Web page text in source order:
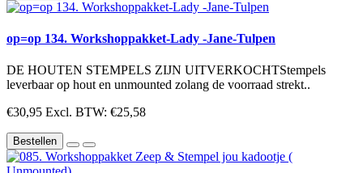
op=op 134. Workshoppakket-Lady -Jane-Tulpen
DE HOUTEN STEMPELS ZIJN UITVERKOCHTStempels
leverbaar op hout en unmounted zolang de voorraad strekt..
€30,95 Excl. BTW: €25,58
Bestellen